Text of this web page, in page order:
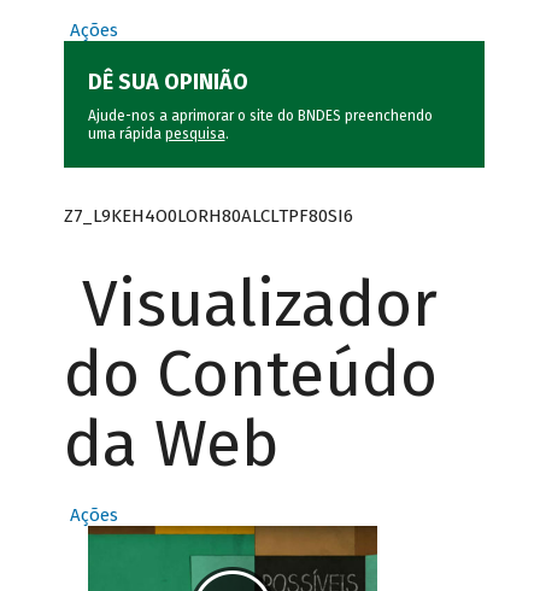
Ações
DÊ SUA OPINIÃO
Ajude-nos a aprimorar o site do BNDES preenchendo
uma rápida pesquisa.
Z7_L9KEH4O0LORH80ALCLTPF80SI6
Visualizador
do Conteúdo
da Web
Ações